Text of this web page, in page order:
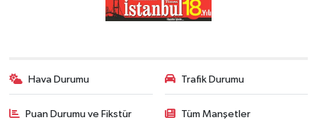
Hava Durumu Trafik Durumu
Puan Durumu ve Fikstür Tüm Manşetler